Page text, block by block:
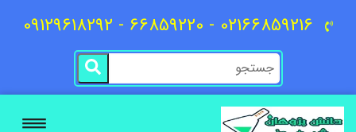
02166859216 - 66859220 - 09129618292